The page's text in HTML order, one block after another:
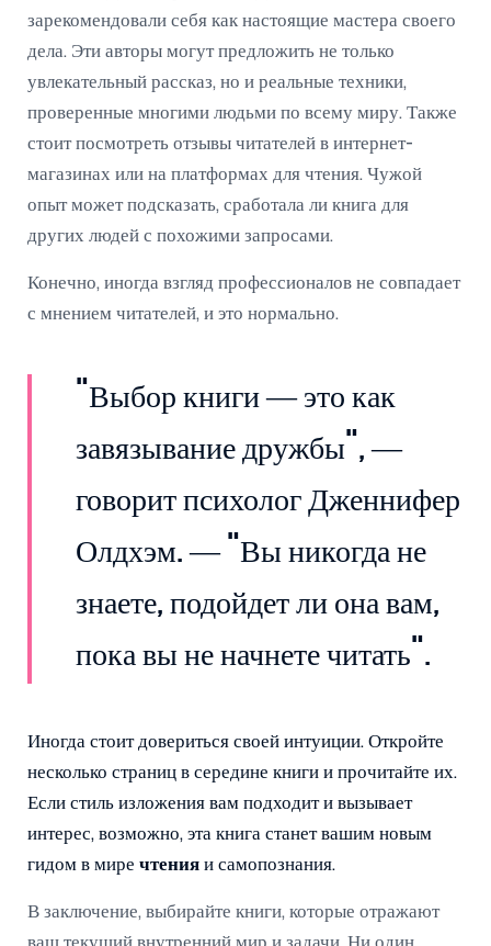
зарекомендовали себя как настоящие мастера своего
дела. Эти авторы могут предложить не только
увлекательный рассказ, но и реальные техники,
проверенные многими людьми по всему миру. Также
стоит посмотреть отзывы читателей в интернет-
магазинах или на платформах для чтения. Чужой
опыт может подсказать, сработала ли книга для
других людей с похожими запросами.
Конечно, иногда взгляд профессионалов не совпадает
с мнением читателей, и это нормально.
"Выбор книги — это как
завязывание дружбы", —
говорит психолог Дженнифер
Олдхэм. — "Вы никогда не
знаете, подойдет ли она вам,
пока вы не начнете читать".
Иногда стоит довериться своей интуиции. Откройте
несколько страниц в середине книги и прочитайте их.
Если стиль изложения вам подходит и вызывает
интерес, возможно, эта книга станет вашим новым
гидом в мире чтения и самопознания.
В заключение, выбирайте книги, которые отражают